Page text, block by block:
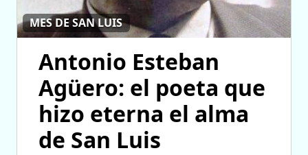
MES DE SAN LUIS
Antonio Esteban
Agüero: el poeta que
hizo eterna el alma
de San Luis